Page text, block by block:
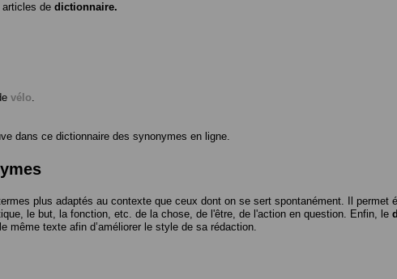
articles de dictionnaire.
vélo.
dans ce dictionnaire des synonymes en ligne.
plus adaptés au contexte que ceux dont on se sert spontanément. Il permet
le but, la fonction, etc. de la chose, de l'être, de l'action en question. Enfin, le
même texte afin d’améliorer le style de sa rédaction.